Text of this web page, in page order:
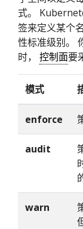
式。
签来定义某个
性标准级别。
时， 控制面要
模式
enforce
audit
warn